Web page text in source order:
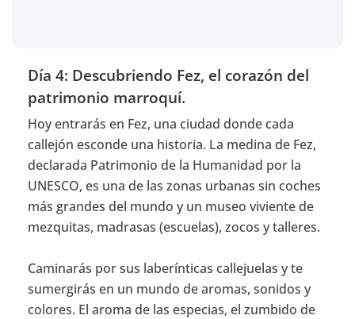
Día 4: Descubriendo Fez, el corazón del
patrimonio marroquí.
Hoy entrarás en Fez, una ciudad donde cada
callejón esconde una historia. La medina de Fez,
declarada Patrimonio de la Humanidad por la
UNESCO, es una de las zonas urbanas sin coches
más grandes del mundo y un museo viviente de
mezquitas, madrasas (escuelas), zocos y talleres.
Caminarás por sus laberínticas callejuelas y te
sumergirás en un mundo de aromas, sonidos y
colores. El aroma de las especias, el zumbido de